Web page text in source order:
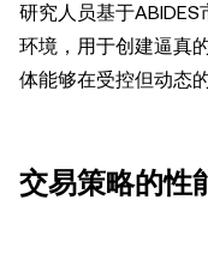
研究人员基于
环境，用于创建逼真
体能够在受控但动态
交易策略的性